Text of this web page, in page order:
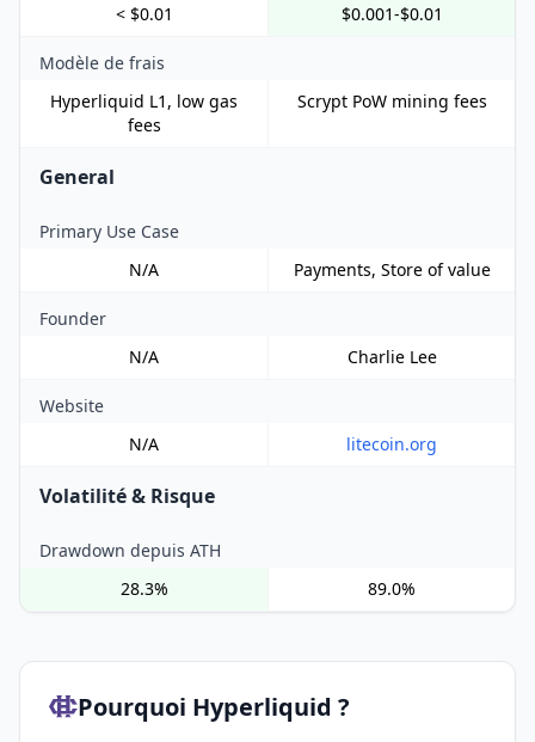
< $0.01
$0.001-$0.01
Modèle de frais
Hyperliquid L1, low gas
fees
Scrypt PoW mining fees
General
Primary Use Case
N/A
Payments, Store of value
Founder
N/A
Charlie Lee
Website
N/A
litecoin.org
Volatilité & Risque
Drawdown depuis ATH
28.3%
89.0%
Pourquoi Hyperliquid ?